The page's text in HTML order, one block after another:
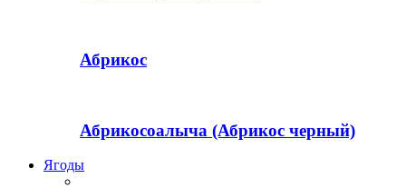
Абрикос
Абрикосоалыча (Абрикос черный)
Ягоды